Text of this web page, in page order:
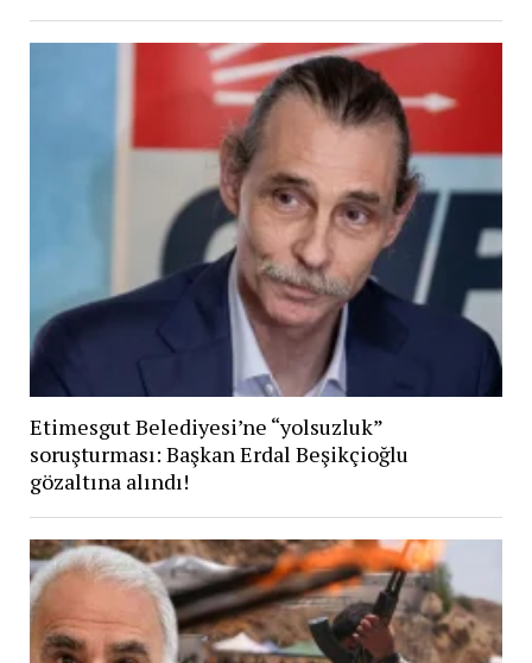
Etimesgut Belediyesi’ne “yolsuzluk”
soruşturması: Başkan Erdal Beşikçioğlu
gözaltına alındı!